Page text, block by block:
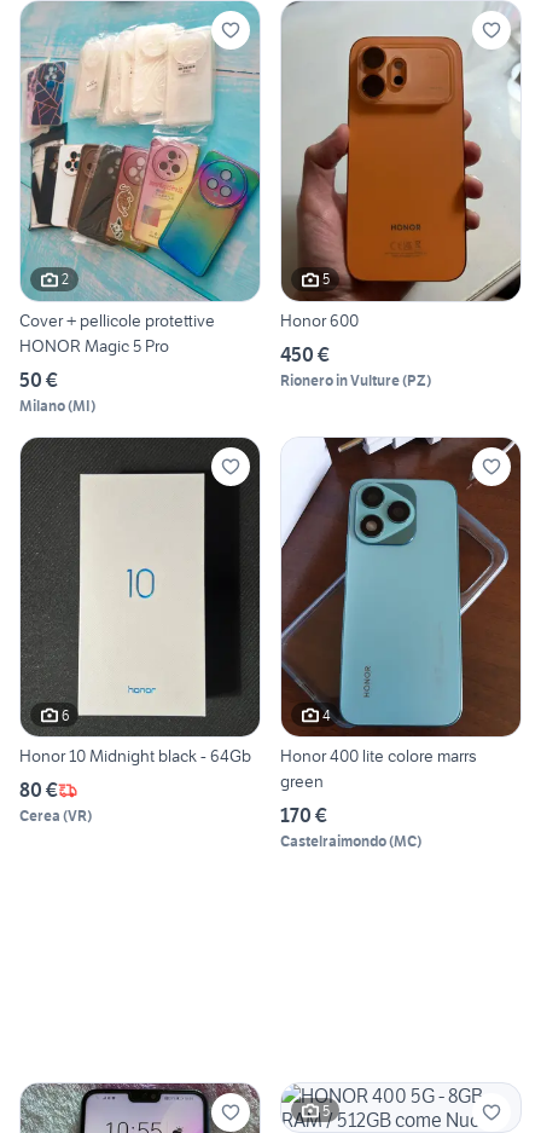
2
Cover + pellicole protettive
HONOR Magic 5 Pro
50 €
Milano(MI)
5
Honor 600
450 €
Rionero in Vulture(PZ)
6
Honor 10 Midnight black - 64Gb
80 €
Cerea (VR)
4
Honor 400 lite colore marrs
green
170 €
Castelraimondo(MC)
5